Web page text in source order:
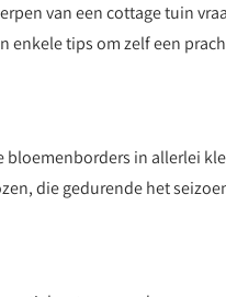
van een cottage tuin
tips om zelf een
in allerlei
die gedurende het